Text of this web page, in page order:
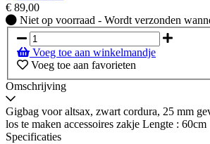
€ 89,00
Niet
op
voorraad
-
Wordt
verzonden
wanneer
beschikbaar
Niet op voorraad - Wordt verzonden
Voeg toe aan winkelmandje
Voeg toe aan favorieten
Omschrijving
Gigbag voor altsax, zwart cordura, 25 mm
los te maken accessoires zakje Lengte : 60cm
Specificaties